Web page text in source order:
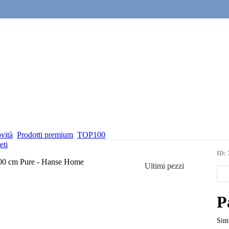
Prodotti premium TOP100
Ultimi pezzi
ID: